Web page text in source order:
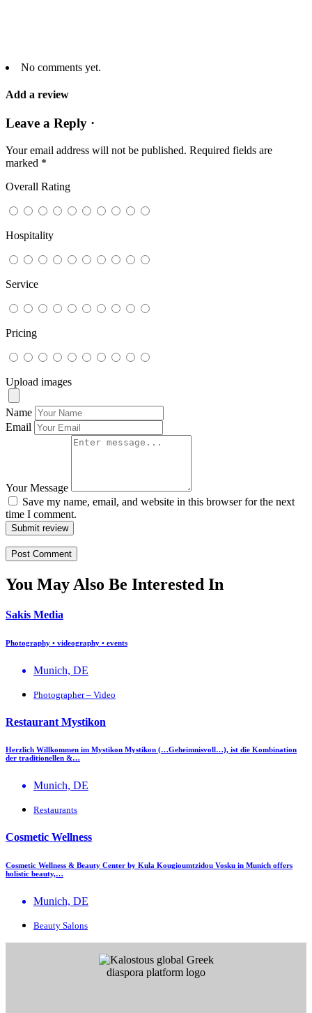
No comments yet.
Add a review
Leave a Reply ·
Your email address will not be published. Required fields are
marked *
Overall Rating
Hospitality
Service
Pricing
Upload images
Name
Email
Your Message
Save my name, email, and website in this browser for the next
time I comment.
Submit review
You May Also Be Interested In
Sakis Media
Photography • videography • events
Munich, DE
Photographer – Video
Restaurant Mystikon
Herzlich Willkommen im Mystikon Mystikon (…Geheimnisvoll…), ist die Kombination
der traditionellen &…
Munich, DE
Restaurants
Cosmetic Wellness
Cosmetic Wellness & Beauty Center by Kula Kougioumtzidou Vosku in Munich offers
holistic beauty,…
Munich, DE
Beauty Salons